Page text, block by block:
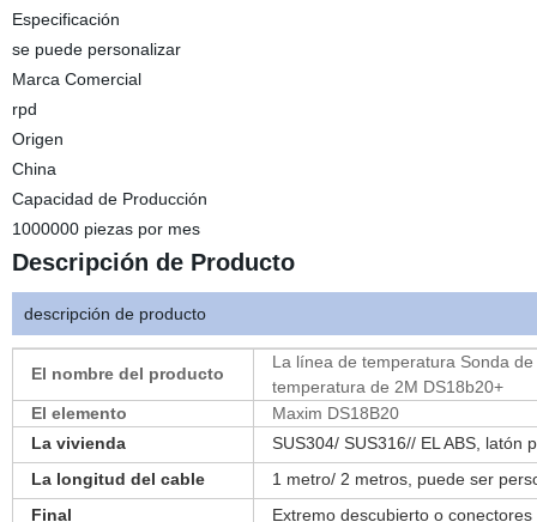
Especificación
se puede personalizar
Marca Comercial
rpd
Origen
China
Capacidad de Producción
1000000 piezas por mes
Descripción de Producto
descripción de producto
El nombre del producto
La línea de temperatura Sonda
temperatura de 2M DS18b20+
El elemento
Maxim DS18B20
La vivienda
SUS304/ SUS316// EL ABS, latón
La longitud del cable
1 metro/ 2 metros, puede ser
Final
Extremo descubierto o